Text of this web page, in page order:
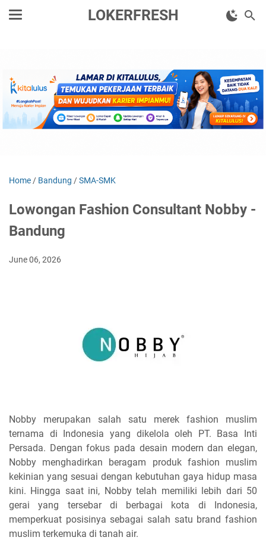
LOKERFRESH
Home / Bandung /SMA-SMK
Lowongan Fashion Consultant Nobby -
Bandung
June 06, 2026
Nobby merupakan salah satu merek fashion muslim
ternama di Indonesia yang dikelola oleh PT. Basa Inti
Persada. Dengan fokus pada desain modern dan elegan,
Nobby menghadirkan beragam produk fashion muslim
kekinian yang sesuai dengan kebutuhan gaya hidup masa
kini. Hingga saat ini, Nobby telah memiliki lebih dari 50
gerai yang tersebar di berbagai kota di Indonesia,
memperkuat posisinya sebagai salah satu brand fashion
muslim terkemuka di tanah air.